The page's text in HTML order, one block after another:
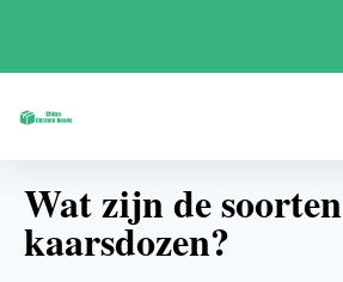
Wat zijn de soorten
kaarsdozen?